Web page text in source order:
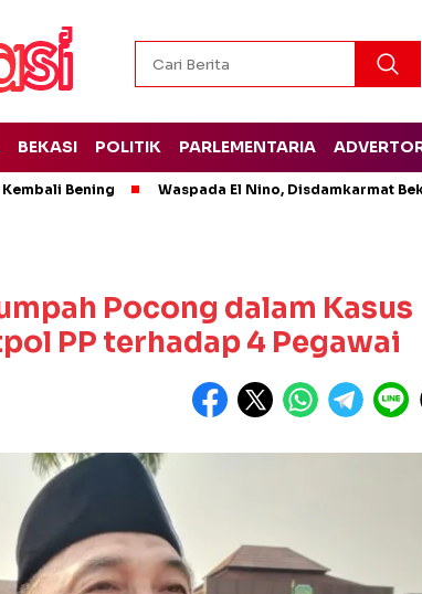
BEKASI POLITIK PARLEMENTARIA
Bening Waspada El Nino, Disdamkarmat
Pocong dalam Kasus
PP terhadap 4 Pegawai